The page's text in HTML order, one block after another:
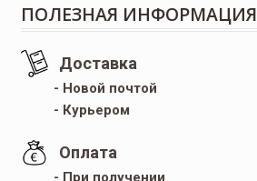
ПОЛЕЗНАЯ ИНФОРМАЦИЯ
Доставка
- Новой почтой
- Курьером
Оплата
- При получении